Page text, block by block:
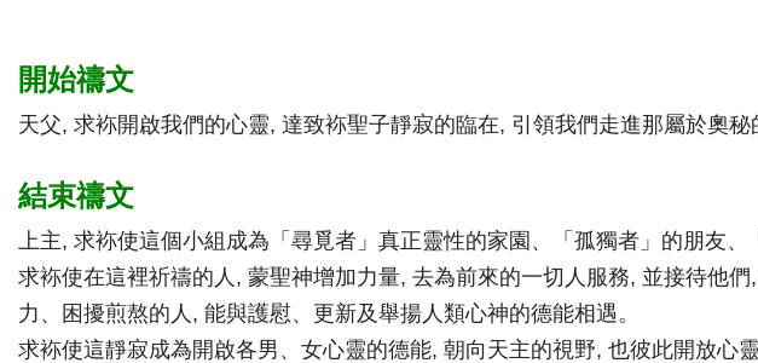
開始禱文
天父, 求袮開啟我們的心靈, 達致袮聖子靜寂的臨在, 引領我們走進那屬於奧
結束禱文
上主, 求袮使這個小組成為「尋覓者」真正靈性的家園、「孤獨者」的朋友、
求袮使在這裡祈禱的人, 蒙聖神增加力量, 去為前來的一切人服務, 並接待他
力、困擾煎熬的人, 能與護慰、更新及舉揚人類心神的德能相遇。
求袮使這靜寂成為開啟各男、女心靈的德能, 朝向天主的視野, 也彼此開放